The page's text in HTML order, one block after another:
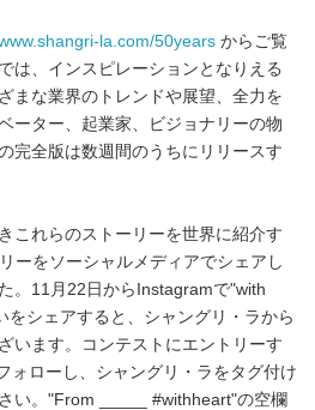
la.com/50years からご覧
は、インスピレーションとなりえる
まな業界のトレンドや展望、全力を
ーター、起業家、ビジョナリーの物
完全版は数週間のうちにリリースす
これらのストーリーを世界に紹介す
ーをソーシャルメディアでシェアし
。11月22日からInstagramで"with
をシェアすると、シャングリ・ラから
います。コンテストにエントリーす
ォローし、シャングリ・ラをタグ付け
い。"From _____ #withheart"の空欄